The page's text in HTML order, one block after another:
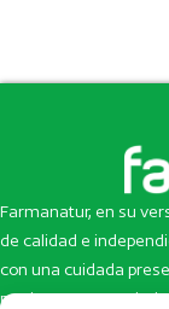
Farmanatur, en su
de calidad e
con una cuidada
productos y